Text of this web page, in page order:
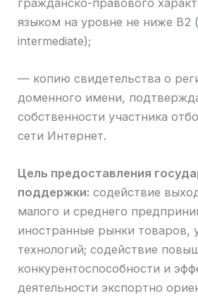
языком на уровне не ниже B2
intermediate);
— копию свидетельства о
доменного имени,
собственности участника
сети Интернет.
Цель предоставления
поддержки: содействие
малого и среднего
иностранные рынки товаров,
технологий; содействие
конкурентоспособности и
деятельности экспортно